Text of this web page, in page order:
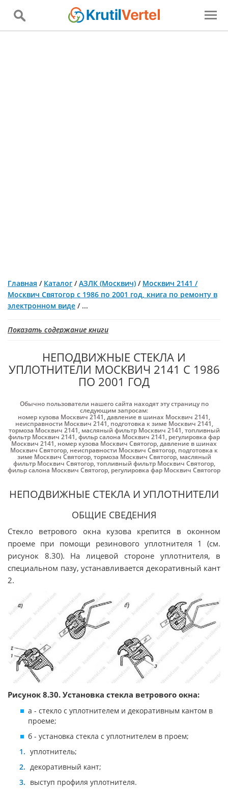
Главная / Каталог /АЗЛК (Москвич) / Москвич 2141 /
Москвич Святогор с 1986 по 2001 год, книга по ремонту в
электронном виде / ...
Показать содержание книги
НЕПОДВИЖНЫЕ СТЕКЛА И
УПЛОТНИТЕЛИ МОСКВИЧ 2141 С 1986
ПО 2001 ГОД
Обычно пользователи нашего сайта находят эту страницу по
следующим запросам:
номер кузова Москвич 2141,давление в шинах Москвич 2141,
неисправности Москвич 2141, подготовка к зиме Москвич 2141,
тормоза Москвич 2141, масляный фильтр Москвич 2141,топливный
фильтр Москвич 2141,фильр салона Москвич 2141, регулировка фар
Москвич 2141, номер кузова Москвич Святогор,давление в шинах
Москвич Святогор, неисправности Москвич Святогор, подготовка к
зиме Москвич Святогор,тормоза Москвич Святогор, масляный
фильтр Москвич Святогор,топливный фильтр Москвич Святогор,
фильр салона Москвич Святогор, регулировка фар Москвич Святогор
НЕПОДВИЖНЫЕ СТЕКЛА И УПЛОТНИТЕЛИ
ОБЩИЕ СВЕДЕНИЯ
Стекло ветрового окна кузова крепится в оконном
проеме при помощи резинового уплотнителя 1 (см.
рисунок 8.30). На лицевой стороне уплотнителя, в
специальном пазу, устанавливается декоративный кант
2.
Рисунок 8.30. Установка стекла ветрового окна:
а - стекло с уплотнителем и декоративным кантом в
проеме;
б - установка стекла с уплотнителем в проем;
уплотнитель;
декоративный кант;
выступ профиля уплотнителя.